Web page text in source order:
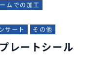
ムでの加工
サート
その他
レートシール